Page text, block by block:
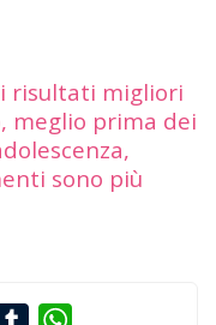
risultati migliori
meglio prima dei
sono più